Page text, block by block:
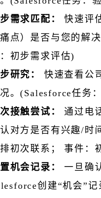
需求匹配：
快速评
点）是否与您的解
初步需求评估)
研究：
快速查看公
。(Salesforce任务
接触尝试：
通过电
对方是否有兴趣/时
初次联系； 事件：
机会记录：
一旦确
创建“机会”